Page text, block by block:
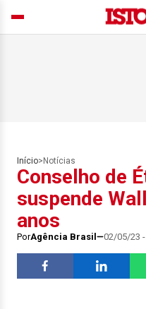
Início> Notícias
Conselho de
suspende
anos
PorAgência Brasil 02/05/23